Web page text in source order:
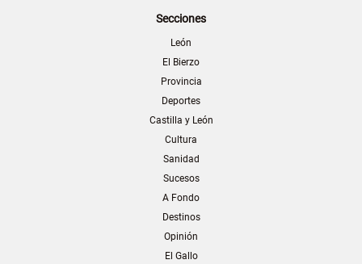
Secciones
León
El Bierzo
Provincia
Deportes
Castilla y León
Cultura
Sanidad
Sucesos
A Fondo
Destinos
Opinión
El Gallo